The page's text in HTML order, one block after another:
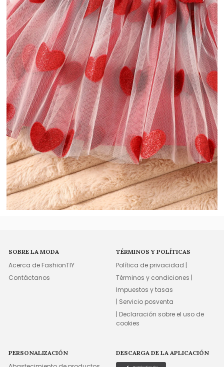
SOBRE LA MODA
Acerca de FashionTIY
Contáctanos
TÉRMINOS Y POLÍTICAS
Política de privacidad |
Términos y condiciones |
Impuestos y tasas
| Servicio posventa
| Declaración sobre el uso de
cookies
PERSONALIZACIÓN DESCARGA DE LA APLICACIÓN